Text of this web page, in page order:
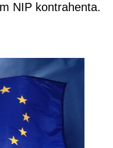
NIP kontrahenta.